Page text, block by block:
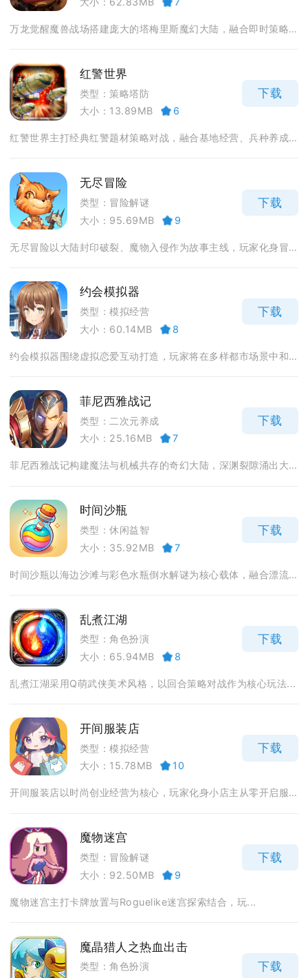
万龙觉醒魔兽战场搭建庞大的塔梅里斯魔幻大陆，融合即时策略...
红警世界
类型：策略塔防
大小：13.89MB
6
下载
红警世界主打经典红警题材策略对战，融合基地经营、兵种养成...
无尽冒险
类型：冒险解谜
大小：95.69MB
9
下载
无尽冒险以大陆封印破裂、魔物入侵作为故事主线，玩家化身冒...
约会模拟器
类型：模拟经营
大小：60.14MB
8
下载
约会模拟器围绕虚拟恋爱互动打造，玩家将在多样都市场景中和...
菲尼西雅战记
类型：二次元养成
大小：25.16MB
7
下载
菲尼西雅战记构建魔法与机械共存的奇幻大陆，深渊裂隙涌出大...
时间沙瓶
类型：休闲益智
大小：35.92MB
7
下载
时间沙瓶以海边沙滩与彩色水瓶倒水解谜为核心载体，融合漂流...
乱煮江湖
类型：角色扮演
大小：65.94MB
8
下载
乱煮江湖采用Q萌武侠美术风格，以回合策略对战作为核心玩法...
开间服装店
类型：模拟经营
大小：15.78MB
10
下载
开间服装店以时尚创业经营为核心，玩家化身小店主从零开启服...
魔物迷宫
类型：冒险解谜
大小：92.50MB
9
下载
魔物迷宫主打卡牌放置与Roguelike迷宫探索结合，玩...
魔晶猎人之热血出击
类型：角色扮演 下载